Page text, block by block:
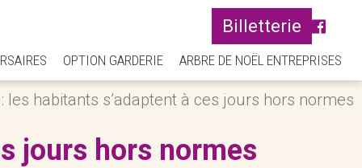
Billetterie
OPTION GARDERIE ARBRE DE NOËL ENTREPRISES
les habitants s’adaptent à ces jours hors normes
jours hors normes